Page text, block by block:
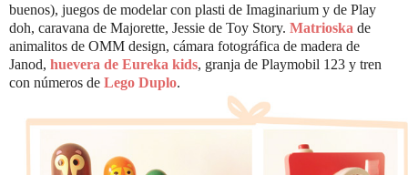
buenos), juegos de modelar con plasti de Imaginarium y de Play
doh, caravana de Majorette, Jessie de Toy Story. Matrioska de
animalitos de OMM design, cámara fotográfica de madera de
Janod, huevera de Eureka kids, granja de Playmobil 123 y tren
con números de Lego Duplo.